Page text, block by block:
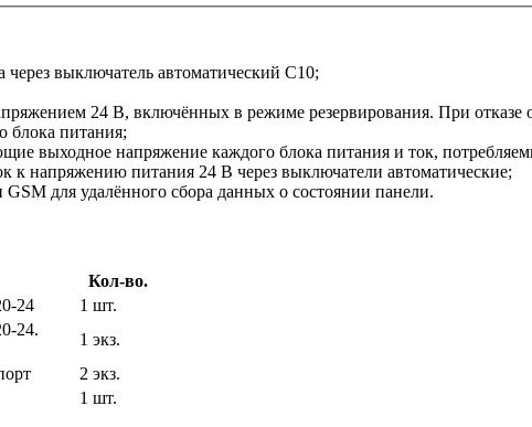
выключатель автоматический С10;
24 В, включённых в режиме резервирования. При отказе
блока питания;
выходное напряжение каждого блока питания и ток,
к напряжению питания 24 В через выключатели автоматические;
для удалённого сбора данных о состоянии панели.
Кол-во.
24
1 шт.
1 экз.
2 экз.
1 шт.